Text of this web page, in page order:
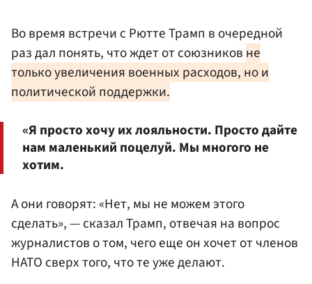
Во время встречи с Рютте Трамп в очередной
раз дал понять, что ждет от союзников не
только увеличения военных расходов, но и
политической поддержки.
«Я просто хочу их лояльности. Просто дайте
нам маленький поцелуй. Мы многого не
хотим.
А они говорят: «Нет, мы не можем этого
сделать», — сказал Трамп, отвечая на вопрос
журналистов о том, чего еще он хочет от членов
НАТО сверх того, что те уже делают.